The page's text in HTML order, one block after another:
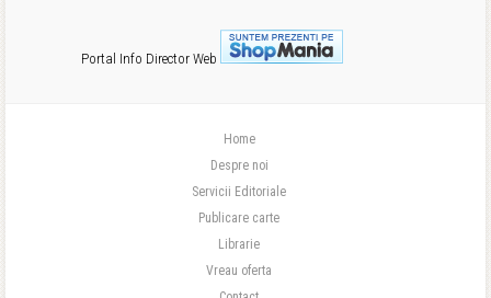
Portal Info Director Web
Home
Despre noi
Servicii Editoriale
Publicare carte
Librarie
Vreau oferta